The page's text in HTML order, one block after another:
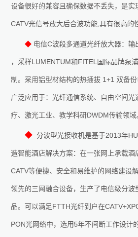
设备很好的兼容且确保数据不丢失，是实
CATV光信号放大后合波功能 ,具有很高的
◆ 电信C波段多通道光纤放大器：输
，采样LUMENTUM和FITEL 国际品牌泵
制。采用铝型材结构的热插拔 1+1 双备
广泛应用于：光纤通信系统、自由空间光
疗、激光工业、教学科研DWDM传输领域
◆ 分波型光接收机是基于2013年
造智能酒店解决方案：在一张网上承载酒
CATV等便捷、安全和易维护的网络建设
领先的三网融合设备，生产了电信级分波
品。可以满足FTTH光纤到户在
PON光网络中，选用5年不间断工作设计